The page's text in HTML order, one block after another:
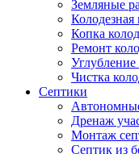
Земляные
Колодезная
Копка
Ремонт
Углубление
Чистка
Септики
Дренаж
Монтаж
Септик из